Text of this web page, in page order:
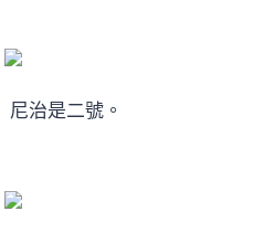
尼治是二號。